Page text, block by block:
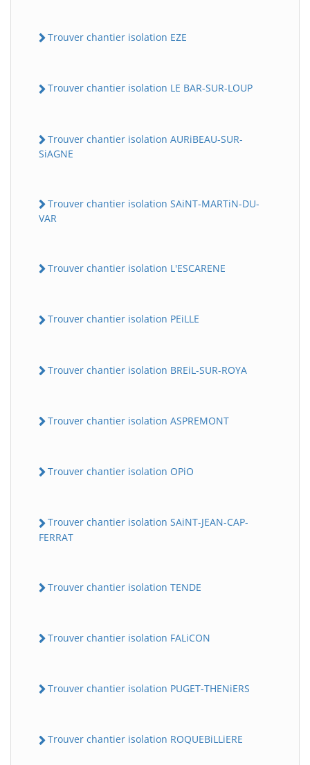
Trouver chantier isolation EZE
Trouver chantier isolation LE BAR-SUR-LOUP
Trouver chantier isolation AURiBEAU-SUR-
SiAGNE
Trouver chantier isolation SAiNT-MARTiN-DU-
VAR
Trouver chantier isolation L'ESCARENE
Trouver chantier isolation PEiLLE
Trouver chantier isolation BREiL-SUR-ROYA
Trouver chantier isolation ASPREMONT
Trouver chantier isolation OPiO
Trouver chantier isolation SAiNT-JEAN-CAP-
FERRAT
Trouver chantier isolation TENDE
Trouver chantier isolation FALiCON
Trouver chantier isolation PUGET-THENiERS
Trouver chantier isolation ROQUEBiLLiERE